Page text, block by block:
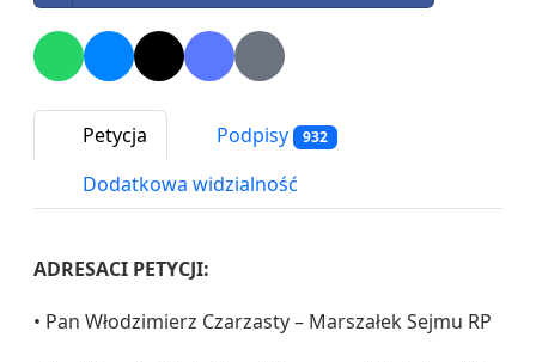
Petycja Podpisy 932
Dodatkowa widzialność
ADRESACI PETYCJI:
• Pan Włodzimierz Czarzasty – Marszałek Sejmu RP